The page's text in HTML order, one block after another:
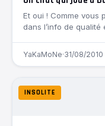
Et oui ! Comme vous
dans l’info de
YaKaMoNe·31/08/2010
INSOLITE